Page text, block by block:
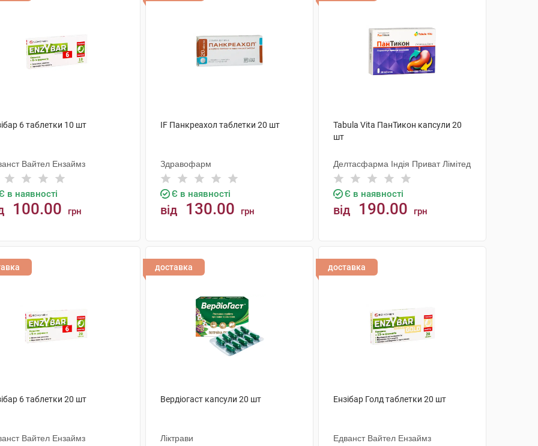
6 таблетки 10 шт
Вайтел Ензаймз
в наявності
100.00 грн
IF Панкреахол таблетки 20 шт
Здравофарм
Є в наявності
від 130.00 грн
Tabula Vita ПанТикон капсули 20
шт
Делтасфарма Індія Приват Лімітед
Є в наявності
від 190.00 грн
6 таблетки 20 шт
Вайтел Ензаймз
доставка
Вердіогаст капсули 20 шт
Ліктрави
доставка
Ензібар Голд таблетки 20 шт
Едванст Вайтел Ензаймз